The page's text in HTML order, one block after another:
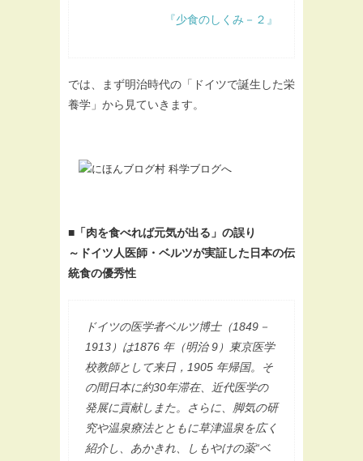
『少食のしくみ－２』
では、まず明治時代の「ドイツで誕生した栄
養学」から見ていきます。
■「肉を食べれば元気が出る」の誤り
～ドイツ人医師・ベルツが実証した日本の伝
統食の優秀性
ドイツの医学者ベルツ博士（1849－
1913）は1876 年（明治 9）東京医学
校教師として来日，1905 年帰国。そ
の間日本に約30年滞在、近代医学の
発展に貢献しまた。さらに、脚気の研
究や温泉療法とともに草津温泉を広く
紹介し、あかきれ、しもやけの薬“ベ